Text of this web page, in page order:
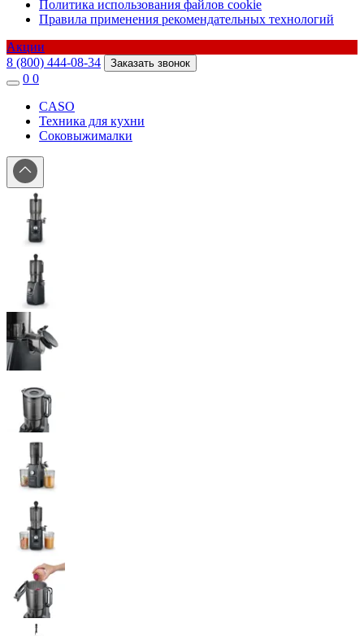
Политика использования файлов cookie
Правила применения рекомендательных технологий
Акции
8 (800) 444-08-34
Заказать звонок
0 0
CASO
Техника для кухни
Соковыжималки